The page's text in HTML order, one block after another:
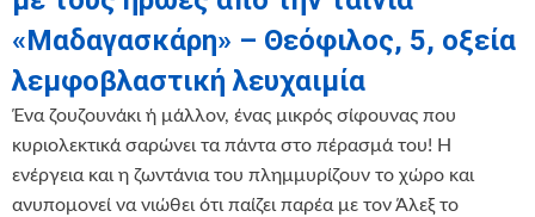
«Μαδαγασκάρη» – Θεόφιλος, 5, οξεία
λεμφοβλαστική λευχαιμία
Ένα ζουζουνάκι ή μάλλον, ένας μικρός σίφουνας που
κυριολεκτικά σαρώνει τα πάντα στο πέρασμά του! Η
ενέργεια και η ζωντάνια του πλημμυρίζουν το χώρο και
ανυπομονεί να νιώθει ότι παίζει παρέα με τον Άλεξ το